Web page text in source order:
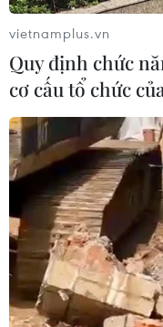
Trung Quốc nâng
cấp với bão Dolphin
08/08/2026 07:10
Đà Nẵng: Sóng
Nghê, 3 người mất
08/08/2026 06:02
vietnamplus.vn
Quy định chức
cơ cấu tổ chức